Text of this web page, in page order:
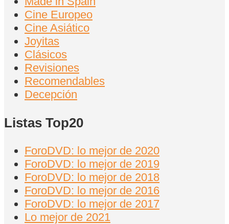
Cine Europeo
Cine Asiático
Joyitas
Clásicos
Revisiones
Recomendables
Decepción
Listas Top20
ForoDVD: lo mejor de 2020
ForoDVD: lo mejor de 2019
ForoDVD: lo mejor de 2018
ForoDVD: lo mejor de 2016
ForoDVD: lo mejor de 2017
Lo mejor de 2021